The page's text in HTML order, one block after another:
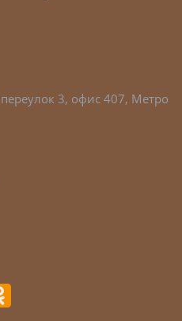
3, офис 407, Метро